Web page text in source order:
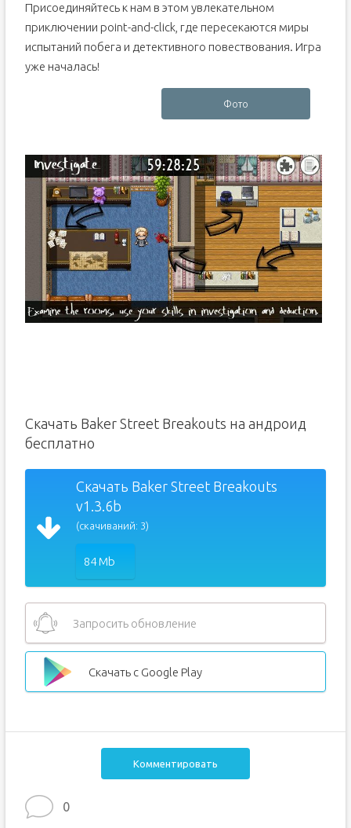
Присоединяйтесь к нам в этом увлекательном
приключении point-and-click, где пересекаются миры
испытаний побега и детективного повествования. Игра
уже началась!
Фото
Скачать Baker Street Breakouts на андроид
бесплатно
Скачать Baker Street Breakouts
v1.3.6b
(скачиваний: 3)
84 Mb
Запросить обновление
Скачать с Google Play
Комментировать
0